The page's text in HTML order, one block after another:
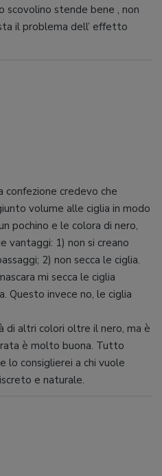
scovolino stende bene , non
il problema dell’ effetto
confezione credevo che
volume alle ciglia in modo
pochino e le colora di nero,
vantaggi: 1) non si creano
2) non secca le ciglia.
mi secca le ciglia
Questo invece no, le ciglia
di altri colori oltre il nero, ma è
è molto buona. Tutto
lo consiglierei a chi vuole
e naturale.